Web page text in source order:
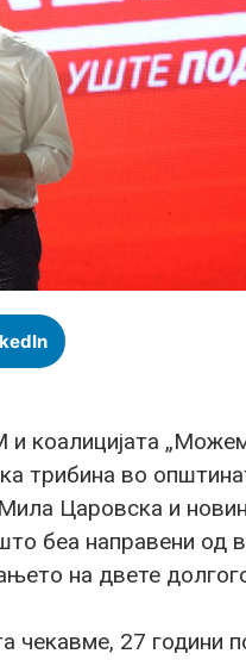
коалицијата
трибина во
Царовска и
беа направени
на двете
27 години